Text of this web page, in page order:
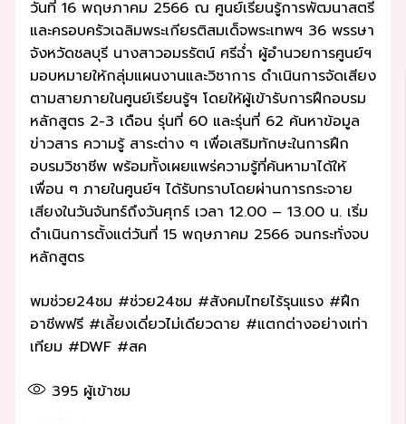
วันที่ 16 พฤษภาคม 2566 ณ ศูนย์เรียนรู้การพัฒนาสตรี
และครอบครัวเฉลิมพระเกียรติสมเด็จพระเทพฯ 36 พรรษา
จังหวัดชลบุรี นางสาวอมรรัตน์ ศรีฉ่ำ ผู้อำนวยการศูนย์ฯ
มอบหมายให้กลุ่มแผนงานและวิชาการ ดำเนินการจัดเสียง
ตามสายภายในศูนย์เรียนรู้ฯ โดยให้ผู้เข้ารับการฝึกอบรม
หลักสูตร 2-3 เดือน รุ่นที่ 60 และรุ่นที่ 62 ค้นหาข้อมูล
ข่าวสาร ความรู้ สาระต่าง ๆ เพื่อเสริมทักษะในการฝึก
อบรมวิชาชีพ พร้อมทั้งเผยแพร่ความรู้ที่ค้นหามาได้ให้
เพื่อน ๆ ภายในศูนย์ฯ ได้รับทราบโดยผ่านการกระจาย
เสียงในวันจันทร์ถึงวันศุกร์ เวลา 12.00 – 13.00 น. เริ่ม
ดำเนินการตั้งแต่วันที่ 15 พฤษภาคม 2566 จนกระทั่งจบ
หลักสูตร
พมช่วย24ชม #ช่วย24ชม #สังคมไทยไร้รุนแรง #ฝึก
อาชีพฟรี #เลี้ยงเดี่ยวไม่เดียวดาย #แตกต่างอย่างเท่า
เทียม #DWF #สค
395ผู้เข้าชม